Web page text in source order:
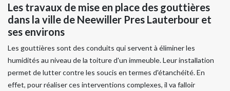
Les travaux de mise en place des gouttières
dans la ville de Neewiller Pres Lauterbour et
ses environs
Les gouttières sont des conduits qui servent à éliminer les
humidités au niveau de la toiture d'un immeuble. Leur installation
permet de lutter contre les soucis en termes d'étanchéité. En
effet, pour réaliser ces interventions complexes, il va falloir